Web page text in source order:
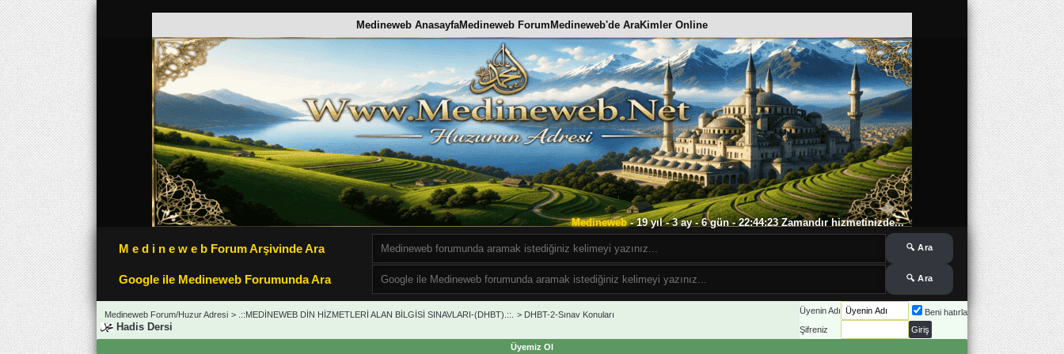
Medineweb AnasayfaMedineweb Forum Medineweb'de AraKimler Online
Medineweb- 19 yıl - 3 ay - 6 gün - 22:44:23 Zamandır hizmetinizde...
M e d i n e w e b Forum Arşivinde Ara
Google ile Medineweb Forumunda Ara
Medineweb Forum/Huzur Adresi > .::MEDİNEWEB DİN HİZMETLERİ ALAN BİLGİSİ SINAVLARI-(DHBT).::. > DHBT-2-Sınav Konuları
Hadis Dersi
Üyenin Adı
Beni hatırla
Şifreniz
Üyemiz Ol